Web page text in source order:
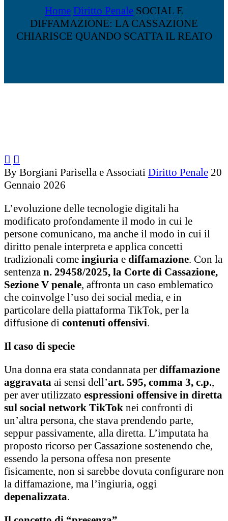
Home Diritto Penale SOCIAL E
DIFFAMAZIONE: LA CASSAZIONE
CHIARISCE QUANDO SCATTA IL REATO
 
By Borgiani Parisella e Associati Diritto Penale 20
Gennaio 2026
L’evoluzione delle tecnologie digitali ha
modificato profondamente il modo in cui le
persone comunicano, ma anche il modo in cui il
diritto penale interpreta e applica concetti
tradizionali come ingiuria e diffamazione. Con la
sentenza n. 29458/2025, la Corte di Cassazione,
Sezione V penale, affronta un caso emblematico
che coinvolge l’uso dei social media, e in
particolare della piattaforma TikTok, per la
diffusione di contenuti offensivi.
Il caso di specie
Una donna era stata condannata per diffamazione
aggravata ai sensi dell’art. 595, comma 3, c.p.,
per aver utilizzato espressioni offensive in diretta
sul social network TikTok nei confronti di
un’altra persona, che stava prendendo parte,
seppur passivamente, alla diretta. L’imputata ha
proposto ricorso per Cassazione sostenendo che,
essendo la persona offesa non presente
fisicamente, non si sarebbe dovuta configurare non
la diffamazione, ma l’ingiuria, oggi
depenalizzata.